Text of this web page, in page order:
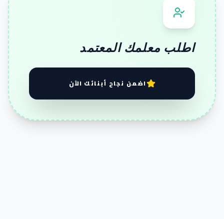
اطلب معلمك المعتمد
اضمن نجاح أبنائك الآن